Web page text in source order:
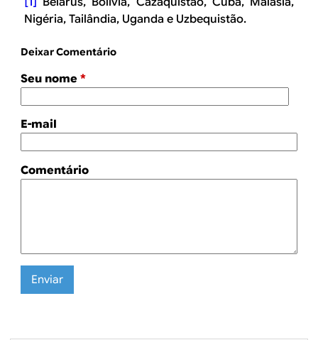
Nigéria, Tailândia, Uganda e Uzbequistão.
Deixar Comentário
Seu nome *
E-mail
Comentário